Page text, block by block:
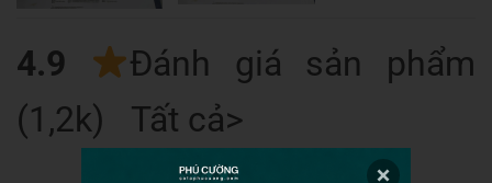
4.9
Đánh giá sản phẩm
(1,2k) Tất cả>